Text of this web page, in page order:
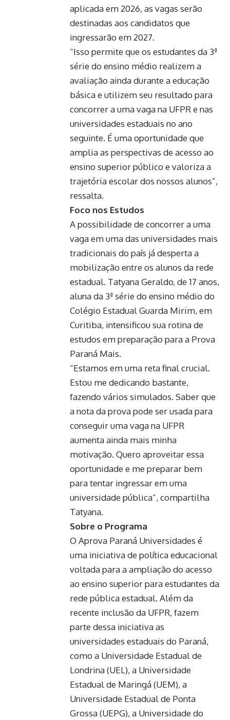
aplicada em 2026, as vagas serão
destinadas aos candidatos que
ingressarão em 2027.
“Isso permite que os estudantes da 3ª
série do ensino médio realizem a
avaliação ainda durante a educação
básica e utilizem seu resultado para
concorrer a uma vaga na UFPR e nas
universidades estaduais no ano
seguinte. É uma oportunidade que
amplia as perspectivas de acesso ao
ensino superior público e valoriza a
trajetória escolar dos nossos alunos”,
ressalta.
Foco nos Estudos
A possibilidade de concorrer a uma
vaga em uma das universidades mais
tradicionais do país já desperta a
mobilização entre os alunos da rede
estadual. Tatyana Geraldo, de 17 anos,
aluna da 3ª série do ensino médio do
Colégio Estadual Guarda Mirim, em
Curitiba, intensificou sua rotina de
estudos em preparação para a Prova
Paraná Mais.
“Estamos em uma reta final crucial.
Estou me dedicando bastante,
fazendo vários simulados. Saber que
a nota da prova pode ser usada para
conseguir uma vaga na UFPR
aumenta ainda mais minha
motivação. Quero aproveitar essa
oportunidade e me preparar bem
para tentar ingressar em uma
universidade pública”, compartilha
Tatyana.
Sobre o Programa
O Aprova Paraná Universidades é
uma iniciativa de política educacional
voltada para a ampliação do acesso
ao ensino superior para estudantes da
rede pública estadual. Além da
recente inclusão da UFPR, fazem
parte dessa iniciativa as
universidades estaduais do Paraná,
como a Universidade Estadual de
Londrina (UEL), a Universidade
Estadual de Maringá (UEM), a
Universidade Estadual de Ponta
Grossa (UEPG), a Universidade do